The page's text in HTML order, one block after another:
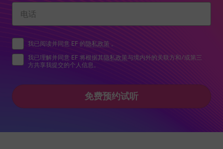
免费预约试听
我已阅读并同意 EF 的隐私政策 。
我已理解并同意 EF 将根据其隐私政策与境内外的关联方和/或第三
方共享我提交的个人信息。